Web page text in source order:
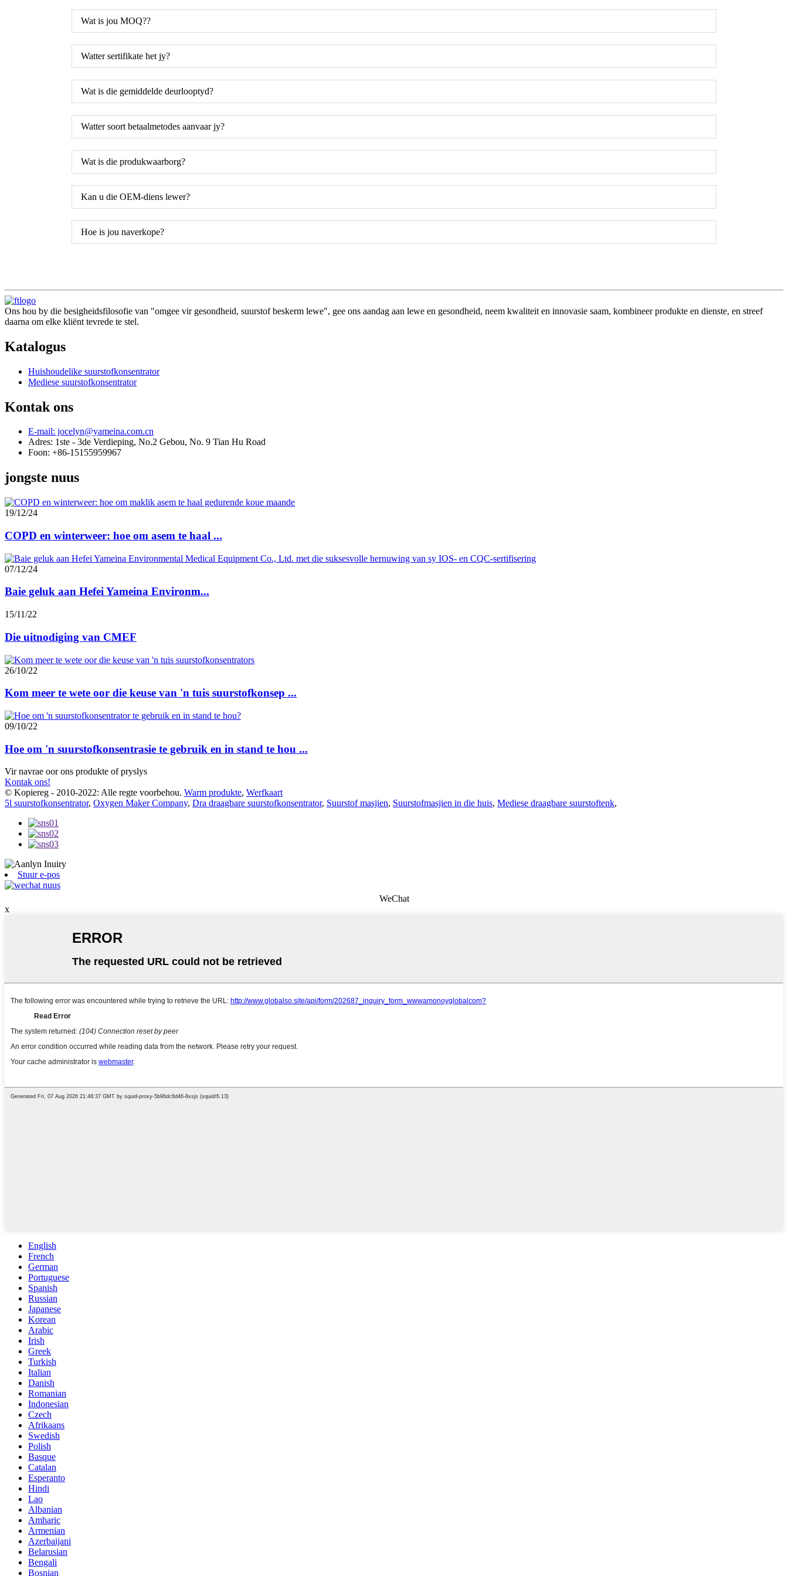
Wat is jou MOQ??
Watter sertifikate het jy?
Wat is die gemiddelde deurlooptyd?
Watter soort betaalmetodes aanvaar jy?
Wat is die produkwaarborg?
Kan u die OEM-diens lewer?
Hoe is jou naverkope?
Ons hou by die besigheidsfilosofie van "omgee vir gesondheid, suurstof beskerm lewe", gee ons aandag aan lewe en gesondheid, neem kwaliteit en innovasie saam, kombineer produkte en dienste, en streef
daarna om elke kliënt tevrede te stel.
Katalogus
Huishoudelike suurstofkonsentrator
Mediese suurstofkonsentrator
Kontak ons
E-mail: jocelyn@yameina.com.cn
Adres: 1ste - 3de Verdieping, No.2 Gebou, No. 9 Tian Hu Road
Foon: +86-15155959967
jongste nuus
19/12/24
COPD en winterweer: hoe om asem te haal ...
07/12/24
Baie geluk aan Hefei Yameina Environm...
15/11/22
Die uitnodiging van CMEF
26/10/22
Kom meer te wete oor die keuse van 'n tuis suurstofkonsep ...
09/10/22
Hoe om 'n suurstofkonsentrasie te gebruik en in stand te hou ...
Vir navrae oor ons produkte of pryslys
Kontak ons!
© Kopiereg - 2010-2022: Alle regte voorbehou. Warm produkte, Werfkaart
5l suurstofkonsentrator, Oxygen Maker Company, Dra draagbare suurstofkonsentrator, Suurstof masjien, Suurstofmasjien in die huis, Mediese draagbare suurstoftenk,
Stuur e-pos
WeChat
x
English
French
German
Portuguese
Spanish
Russian
Japanese
Korean
Arabic
Irish
Greek
Turkish
Italian
Danish
Romanian
Indonesian
Czech
Afrikaans
Swedish
Polish
Basque
Catalan
Esperanto
Hindi
Lao
Albanian
Amharic
Armenian
Azerbaijani
Belarusian
Bengali
Bosnian